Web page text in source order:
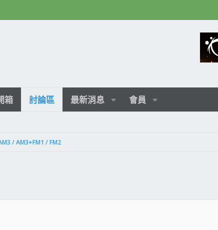
箱 討論區 最新消息 會員
/ AM3+FM1 / FM2